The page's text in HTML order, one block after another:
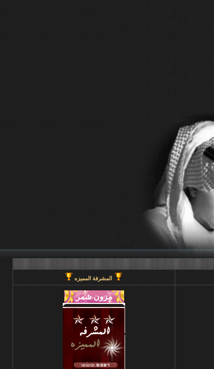
المشرفة المميزه